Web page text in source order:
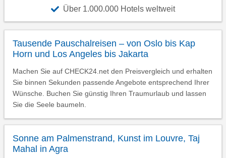
Über 1.000.000 Hotels weltweit
Tausende Pauschalreisen – von Oslo bis Kap
Horn und Los Angeles bis Jakarta
Machen Sie auf CHECK24.net den Preisvergleich und erhalten
Sie binnen Sekunden passende Angebote entsprechend Ihrer
Wünsche. Buchen Sie günstig Ihren Traumurlaub und lassen
Sie die Seele baumeln.
Sonne am Palmenstrand, Kunst im Louvre, Taj
Mahal in Agra